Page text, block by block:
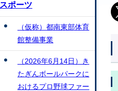
スポーツ
（仮称）都南東部体育
館整備事業
（2026年6月14日）き
たぎんボールパークに
おけるプロ野球ファー